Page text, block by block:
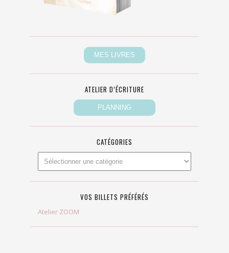
ATELIER D’ÉCRITURE
CATÉGORIES
VOS BILLETS PRÉFÉRÉS
Atelier ZOOM